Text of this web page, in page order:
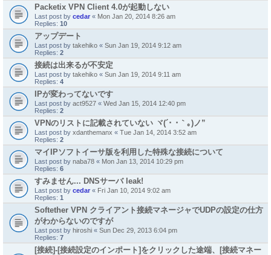
Packetix VPN Client 4.0が起動しない
Last post by cedar « Mon Jan 20, 2014 8:26 am
Replies: 10
アップデート
Last post by takehiko « Sun Jan 19, 2014 9:12 am
Replies: 2
接続は出来るが不安定
Last post by takehiko « Sun Jan 19, 2014 9:11 am
Replies: 4
IPが変わってないです
Last post by act9527 « Wed Jan 15, 2014 12:40 pm
Replies: 2
VPNのリストに記載されていない ヾ(´･ ･｀｡)ノ”
Last post by xdanthemanx « Tue Jan 14, 2014 3:52 am
Replies: 2
マイIPソフトイーサ版を利用した特殊な接続について
Last post by naba78 « Mon Jan 13, 2014 10:29 pm
Replies: 6
すみません... DNSサーバ leak!
Last post by cedar « Fri Jan 10, 2014 9:02 am
Replies: 1
Softether VPN クライアント接続マネージャでUDPの設定の仕方
がわからないのですが
Last post by hiroshi « Sun Dec 29, 2013 6:04 pm
Replies: 7
[接続]-[接続設定のインポート]をクリックした途端、[接続マネー